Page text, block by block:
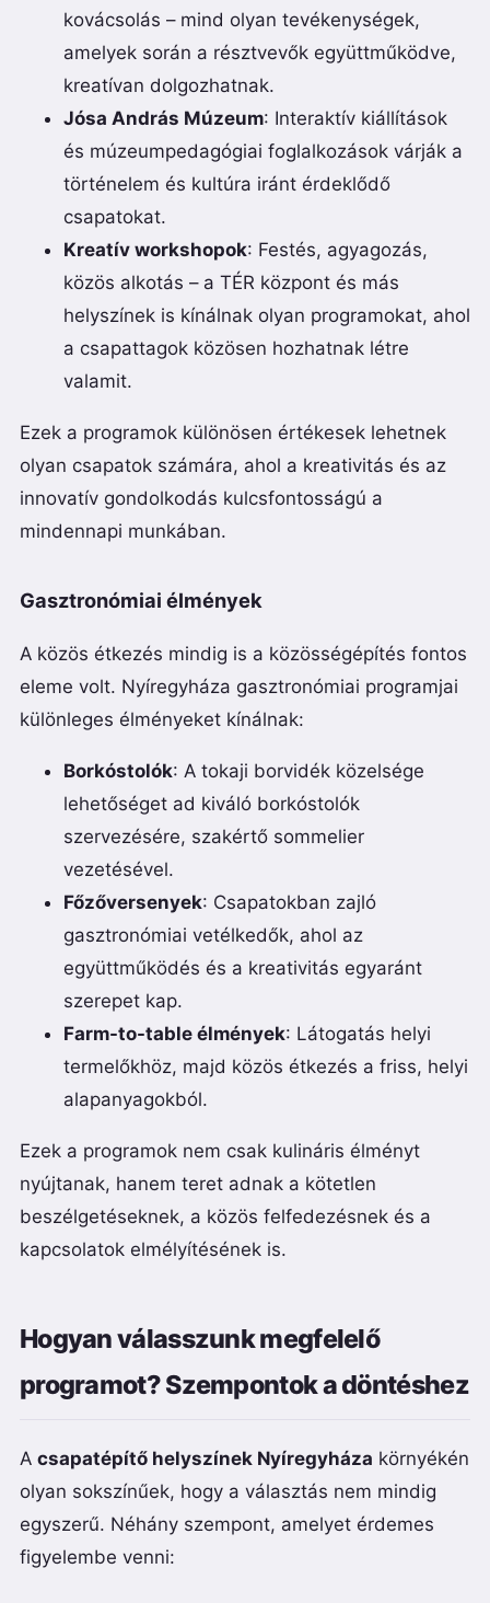
kovácsolás – mind olyan tevékenységek,
amelyek során a résztvevők együttműködve,
kreatívan dolgozhatnak.
Jósa András Múzeum: Interaktív kiállítások
és múzeumpedagógiai foglalkozások várják a
történelem és kultúra iránt érdeklődő
csapatokat.
Kreatív workshopok: Festés, agyagozás,
közös alkotás – a TÉR központ és más
helyszínek is kínálnak olyan programokat, ahol
a csapattagok közösen hozhatnak létre
valamit.
Ezek a programok különösen értékesek lehetnek
olyan csapatok számára, ahol a kreativitás és az
innovatív gondolkodás kulcsfontosságú a
mindennapi munkában.
Gasztronómiai élmények
A közös étkezés mindig is a közösségépítés fontos
eleme volt. Nyíregyháza gasztronómiai programjai
különleges élményeket kínálnak:
Borkóstolók: A tokaji borvidék közelsége
lehetőséget ad kiváló borkóstolók
szervezésére, szakértő sommelier
vezetésével.
Főzőversenyek: Csapatokban zajló
gasztronómiai vetélkedők, ahol az
együttműködés és a kreativitás egyaránt
szerepet kap.
Farm-to-table élmények: Látogatás helyi
termelőkhöz, majd közös étkezés a friss, helyi
alapanyagokból.
Ezek a programok nem csak kulináris élményt
nyújtanak, hanem teret adnak a kötetlen
beszélgetéseknek, a közös felfedezésnek és a
kapcsolatok elmélyítésének is.
Hogyan válasszunk megfelelő
programot? Szempontok a döntéshez
A csapatépítő helyszínek Nyíregyháza környékén
olyan sokszínűek, hogy a választás nem mindig
egyszerű. Néhány szempont, amelyet érdemes
figyelembe venni: